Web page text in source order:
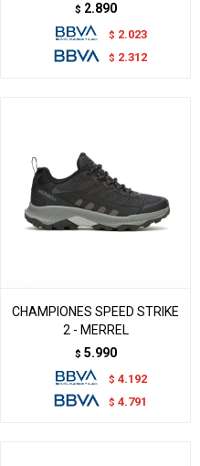
$ 2.890
$ 2.023
$ 2.312
CHAMPIONES SPEED STRIKE
2 - MERREL
$ 5.990
$ 4.192
$ 4.791